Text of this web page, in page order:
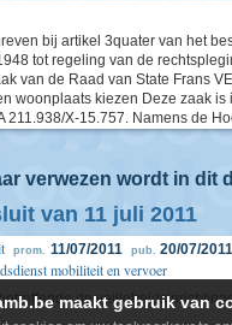
bij artikel 3quater van het
tot regeling van de
van de Raad van State Frans
woonplaats kiezen Deze zaak
211.938/X-15.757. Namens de
verwezen wordt in dit
van 11 juli 2011
prom. 11/07/2011 pub. 20/07/2011
mobiliteit en vervoer
de
maakt gebruik van